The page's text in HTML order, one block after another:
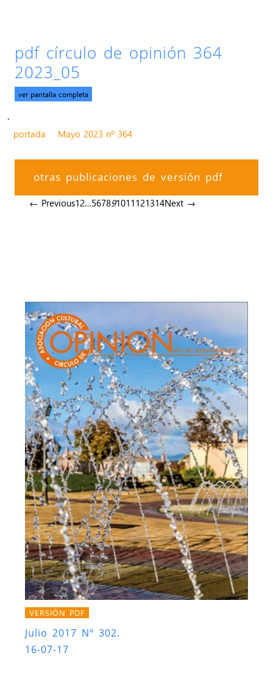
pdf círculo de opinión 364
2023_05
ver pantalla completa
.
portada
Mayo 2023 nº 364
otras publicaciones de versión pdf
← Previous12…567891011121314Next →
VERSIÓN PDF
Julio 2017 Nº 302.
16-07-17